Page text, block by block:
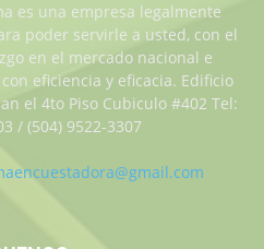
es una empresa legalmente
poder servirle a usted, con el
en el mercado nacional e
eficiencia y eficacia. Edificio
el 4to Piso Cubiculo #402 Tel:
/ (504) 9522-3307